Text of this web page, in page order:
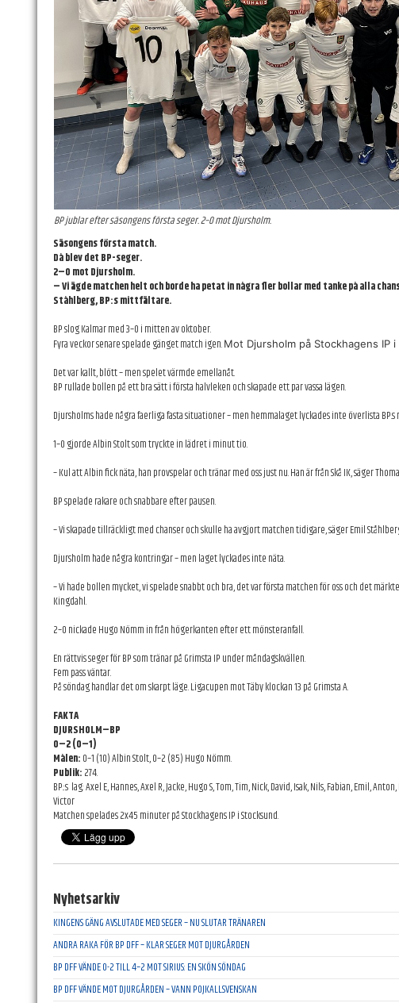
BP jublar efter säsongens första seger. 2–0 mot Djursholm.
Säsongens första match.
Då blev det BP-seger.
2–0 mot Djursholm.
– Vi ägde matchen helt och borde ha petat in några fler bollar med tanke på alla
Ståhlberg, BP:s mittfältare.
BP slog Kalmar med 3–0 i mitten av oktober.
Fyra veckor senare spelade gänget match igen.Mot Djursholm på Stockhagens IP
Det var kallt, blött – men spelet värmde emellanåt.
BP rullade bollen på ett bra sätt i första halvleken och skapade ett par vassa lägen.
Djursholms hade några faerliga fasta situationer – men hemmalaget lyckades inte överlista BP.s
1–0 gjorde Albin Stolt som tryckte in lädret i minut tio.
– Kul att Albin fick näta, han provspelar och tränar med oss just nu. Han är från Skå IK, säger
BP spelade rakare och snabbare efter pausen.
– Vi skapade tillräckligt med chanser och skulle ha avgjort matchen tidigare, säger Emil
Djursholm hade några kontringar – men laget lyckades inte näta.
– Vi hade bollen mycket, vi spelade snabbt och bra, det var första matchen för oss och det
Kingdahl.
2–0 nickade Hugo Nömm in från högerkanten efter ett mönsteranfall.
En rättvis seger för BP som tränar på Grimsta IP under måndagskvällen.
Fem pass väntar.
På söndag handlar det om skarpt läge. Ligacupen mot Täby klockan 13 på Grimsta A.
FAKTA
DJURSHOLM–BP
0–2 (0–1)
Målen: 0–1 (10) Albin Stolt, 0–2 (85) Hugo Nömm.
Publik: 274.
BP.:s lag: Axel E, Hannes, Axel R, Jacke, Hugo S, Tom, Tim, Nick, David, Isak, Nils, Fabian, Emil,
Victor
Matchen spelades 2x45 minuter på Stockhagens IP i Stocksund.
Nyhetsarkiv
KINGENS GÄNG AVSLUTADE MED SEGER – NU SLUTAR TRÄNAREN
ANDRA RAKA FÖR BP DFF – KLAR SEGER MOT DJURGÅRDEN
BP DFF VÄNDE 0-2 TILL 4–2 MOT SIRIUS: EN SKÖN SÖNDAG
BP DFF VÄNDE MOT DJURGÅRDEN – VANN POJKALLSVENSKAN